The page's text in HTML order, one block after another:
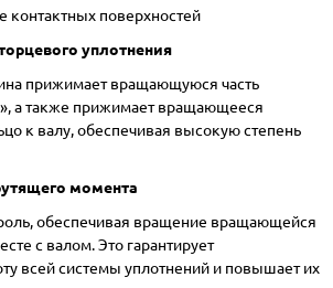
контактных поверхностей
уплотнения
прижимает вращающуюся часть
а также прижимает вращающееся
к валу, обеспечивая высокую степень
момента
обеспечивая вращение вращающейся
с валом. Это гарантирует
всей системы уплотнений и повышает их